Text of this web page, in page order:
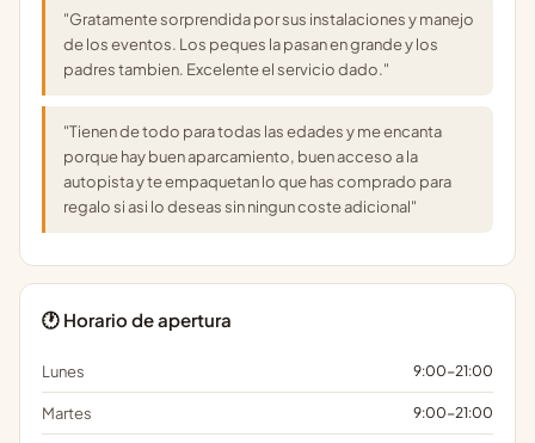
"Gratamente sorprendida por sus instalaciones y manejo
de los eventos. Los peques la pasan en grande y los
padres tambien. Excelente el servicio dado."
"Tienen de todo para todas las edades y me encanta
porque hay buen aparcamiento, buen acceso a la
autopista y te empaquetan lo que has comprado para
regalo si asi lo deseas sin ningun coste adicional"
🕐 Horario de apertura
Lunes 9:00-21:00
Martes 9:00-21:00